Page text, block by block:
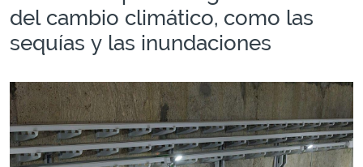
del cambio climático, como las
sequías y las inundaciones